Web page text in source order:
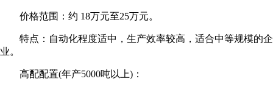
价格范围：约 18万元至25万元。
特点：自动化程度适中，生产效率较高，适合中等规模的企
业。
高配配置(年产5000吨以上)：